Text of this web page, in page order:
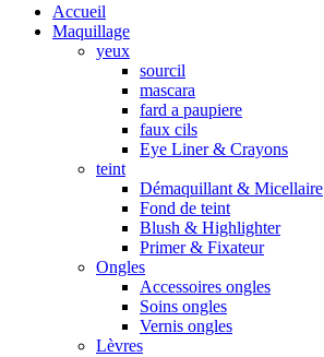
Accueil
Maquillage
yeux
sourcil
mascara
fard a paupiere
faux cils
Eye Liner & Crayons
teint
Démaquillant & Micellaire
Fond de teint
Blush & Highlighter
Primer & Fixateur
Ongles
Accessoires ongles
Soins ongles
Vernis ongles
Lèvres